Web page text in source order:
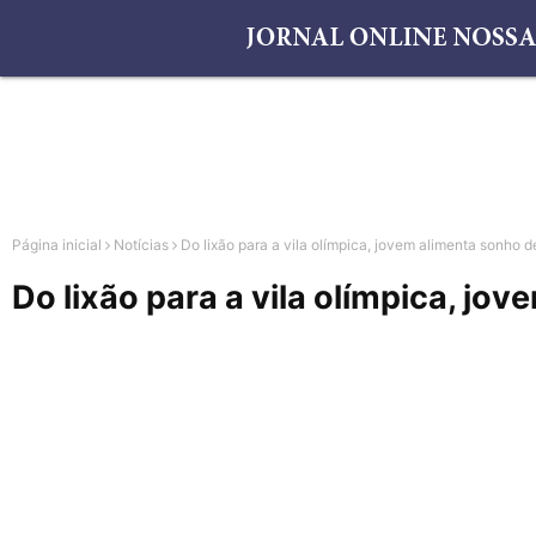
Página inicial Notícias Do lixão para a vila olímpica, jovem alimenta sonho
Do lixão para a vila olímpica,